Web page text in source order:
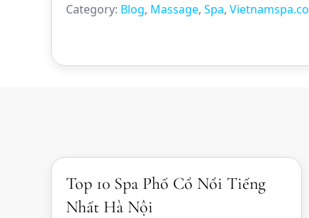
Category: Blog, Massage, Spa,
Top 10 Spa Phố Cổ Nổi Tiếng
Nhất Hà Nội